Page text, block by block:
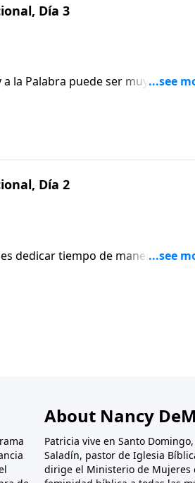
Día 3
la Palabra puede ser muy difícil.
un tiempo constante a solas con
Día 2
dedicar tiempo de manera
te dirá por qué esta decisión es
About Nancy
Patricia vive en Santo
Saladín, pastor de Iglesia
dirige el Ministerio de Mujeres